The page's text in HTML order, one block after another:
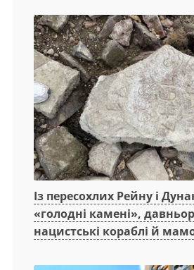
Із пересохлих Рейну і
«голодні камені»,
нацистські кораблі й